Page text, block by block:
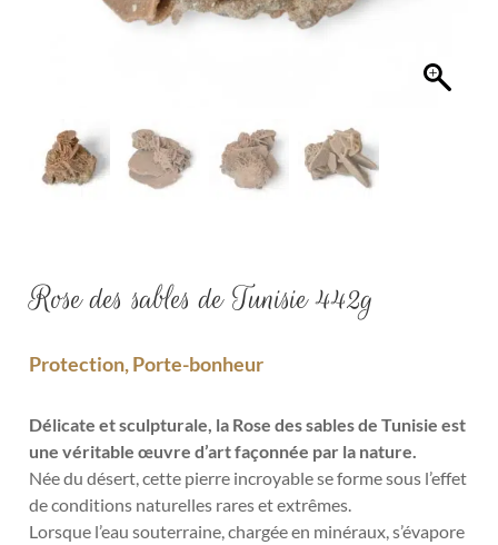
Rose des sables de Tunisie 442g
Protection, Porte-bonheur
Délicate et sculpturale, la Rose des sables de Tunisie est
une véritable œuvre d’art façonnée par la nature.
Née du désert, cette pierre incroyable se forme sous l’effet
de conditions naturelles rares et extrêmes.
Lorsque l’eau souterraine, chargée en minéraux, s’évapore